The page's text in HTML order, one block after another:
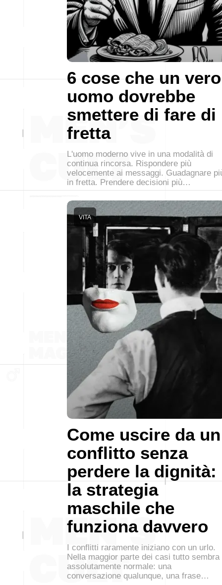
6 cose che un vero
uomo dovrebbe
smettere di fare di
fretta
L'uomo moderno vive in una modalità di
continua rincorsa. Rispondere più
velocemente ai messaggi. Guadagnare
in fretta. Prendere decisioni più…
Come uscire da un
conflitto senza
perdere la dignità:
la strategia
maschile che
funziona davvero
VITA
I conflitti raramente iniziano con un urlo.
Nella maggior parte dei casi tutto sembra
assolutamente normale: una
conversazione qualunque, una frase…